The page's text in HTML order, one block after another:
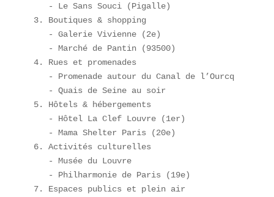
   - Le Sans Souci (Pigalle)
3. Boutiques & shopping
   - Galerie Vivienne (2e)
   - Marché de Pantin (93500)
4. Rues et promenades
   - Promenade autour du Canal de l’Ourcq
   - Quais de Seine au soir
5. Hôtels & hébergements
   - Hôtel La Clef Louvre (1er)
   - Mama Shelter Paris (20e)
6. Activités culturelles
   - Musée du Louvre
   - Philharmonie de Paris (19e)
7. Espaces publics et plein air